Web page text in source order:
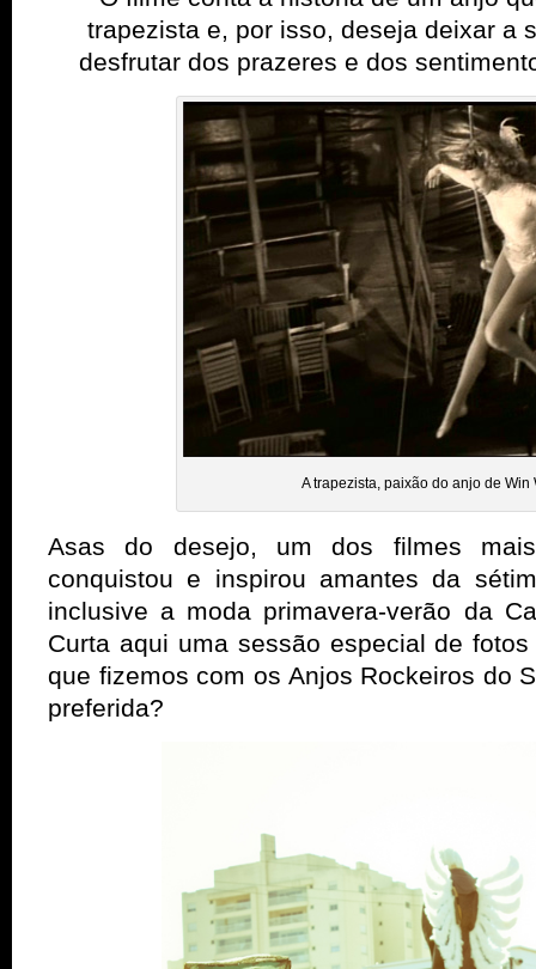
trapezista e, por isso, deseja deixar a
desfrutar dos prazeres e dos
A trapezista, paixão do anjo de Win
Asas do desejo, um dos filmes
conquistou e inspirou amantes da
inclusive a moda primavera-verão da
Curta aqui uma sessão especial de
que fizemos com os Anjos Rockeiros do
preferida?